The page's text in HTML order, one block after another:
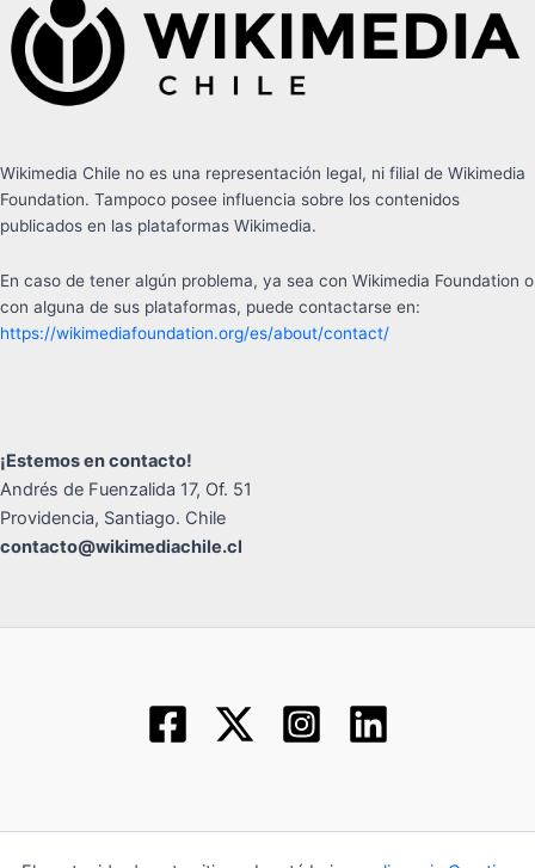
Wikimedia Chile no es una representación legal, ni filial de Wikimedia
Foundation. Tampoco posee influencia sobre los contenidos
publicados en las plataformas Wikimedia.
En caso de tener algún problema, ya sea con Wikimedia Foundation o
con alguna de sus plataformas, puede contactarse en:
https://wikimediafoundation.org/es/about/contact/
¡Estemos en contacto!
Andrés de Fuenzalida 17, Of. 51
Providencia, Santiago. Chile
contacto@wikimediachile.cl